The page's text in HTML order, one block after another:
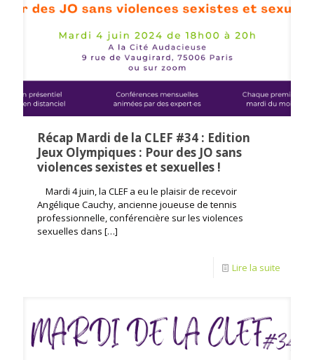
Récap Mardi de la CLEF #34 : Edition
Jeux Olympiques : Pour des JO sans
violences sexistes et sexuelles !
Mardi 4 juin, la CLEF a eu le plaisir de recevoir
Angélique Cauchy, ancienne joueuse de tennis
professionnelle, conférencière sur les violences
sexuelles dans […]
Lire la suite